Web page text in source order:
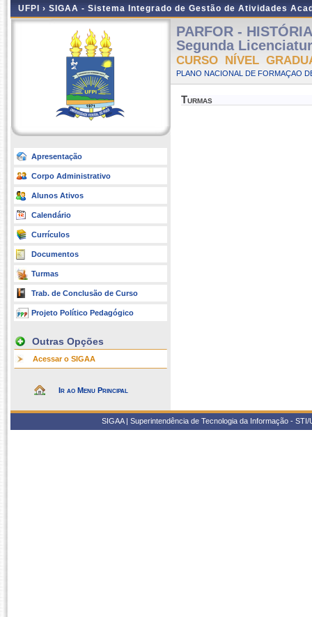
UFPI › SIGAA - Sistema Integrado de Gestão de Atividades
Apresentação
Corpo Administrativo
Alunos Ativos
Calendário
Currículos
Documentos
Turmas
Trab. de Conclusão de Curso
Projeto Político Pedagógico
Outras Opções
Acessar o SIGAA
Ir ao Menu Principal
PARFOR -
Segunda
CURSO NÍVEL
PLANO NACIONAL DE FORMAÇAO
Turmas
SIGAA | Superintendência de Tecnologia da Informação -